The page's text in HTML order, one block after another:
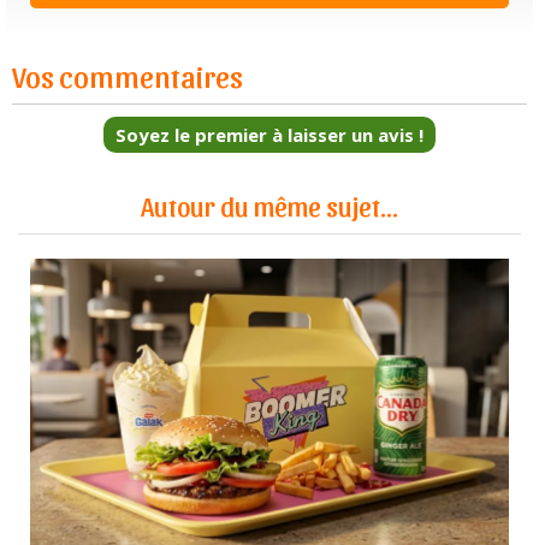
Vos commentaires
Soyez le premier à laisser un avis !
Autour du même sujet...